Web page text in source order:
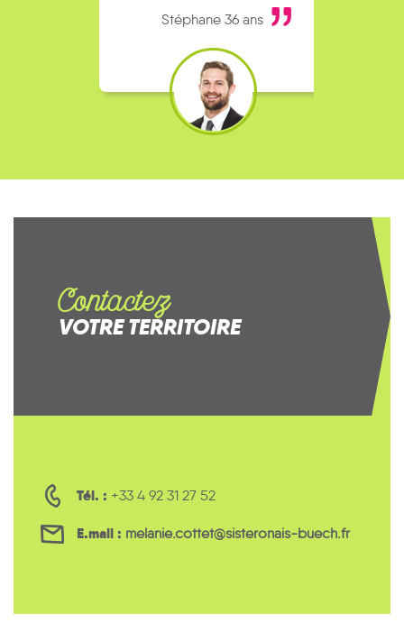
Stéphane 36 ans
Contactez
VOTRE TERRITOIRE
Tél. : +33 4 92 31 27 52
E.mail : melanie.cottet@sisteronais-buech.fr